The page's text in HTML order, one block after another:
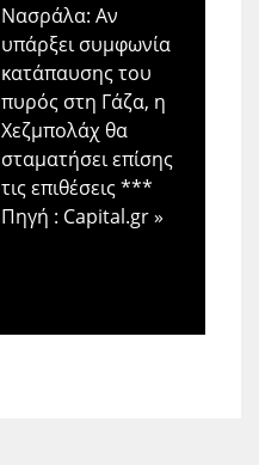
Νασράλα: Αν
υπάρξει συμφωνία
κατάπαυσης του
πυρός στη Γάζα, η
Χεζμπολάχ θα
σταματήσει επίσης
τις επιθέσεις ***
Πηγή : Capital.gr»